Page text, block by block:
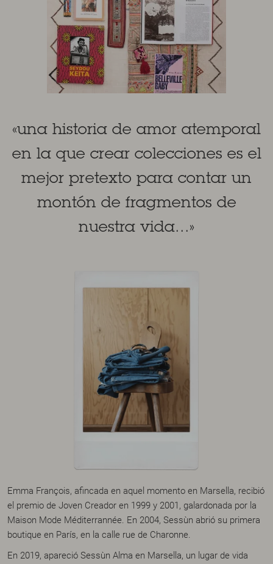
«una historia de amor atemporal
en la que crear colecciones es el
mejor pretexto para contar un
montón de fragmentos de
nuestra vida...»
Emma François, afincada en aquel momento en Marsella, recibió
el premio de Joven Creador en 1999 y 2001, galardonada por la
Maison Mode Méditerrannée. En 2004, Sessùn abrió su primera
boutique en París, en la calle rue de Charonne.
En 2019, apareció Sessùn Alma en Marsella, un lugar de vida